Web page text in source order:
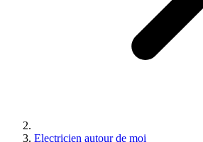
Electricien autour de moi